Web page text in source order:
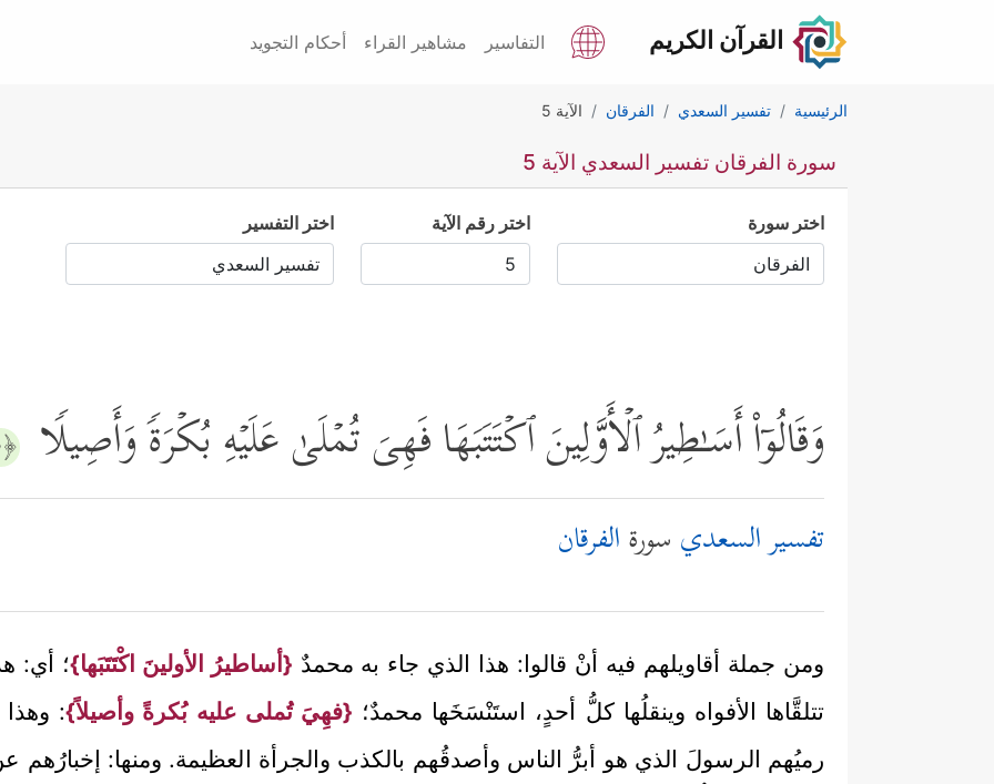
القرآن الكريم التفاسير مشاهير القراء أحكام التجويد
الرئيسية تفسير السعدي الفرقان الآية 5
سورة الفرقان تفسير السعدي الآية 5
اختر سورة اختر رقم الآية اختر التفسير
وَقَالُوۤاْ أَسَـٰطِیرُ ٱلۡأَوَّلِینَ ٱكۡتَتَبَهَا فَهِیَ تُمۡلَىٰ عَلَیۡهِ بُكۡرَةࣰ وَأَصِیلࣰا ﴿٥﴾
تفسير السعدي سورةالفرقان
ومن جملة أقاويلهم فيه أنْ قالوا: هذا الذي جاء به محمدٌ {أساطيرُ الأولينَ اكْتَتَبَها}؛ أي:
تتلقَّاها الأفواه وينقلُها كلُّ أحدٍ، استَنْسَخَها محمدٌ؛ {فهِيَ تُملى عليه بُكرةً وأصيلاً}: وهذا
رميُهم الرسولَ الذي هو أبرُّ الناس وأصدقُهم بالكذب والجرأة العظيمة. ومنها: إخبارُهم